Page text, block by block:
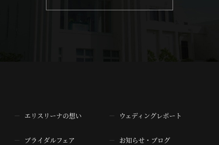
エリスリーナの想い
ブライダルフェア
ウェディングレポート
お知らせ・ブログ